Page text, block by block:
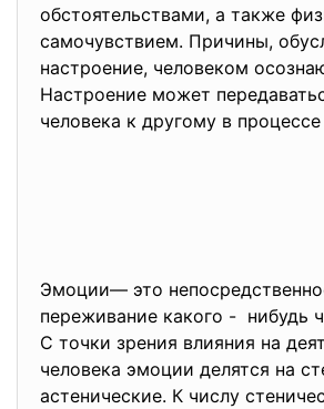
обстоятельствами, а также
самочувствием. Причины,
настроение, человеком
Настроение может
человека к другому в
Эмоции— это
переживание какого - нибудь
С точки зрения влияния на
человека эмоции делятся на
астенические. К числу